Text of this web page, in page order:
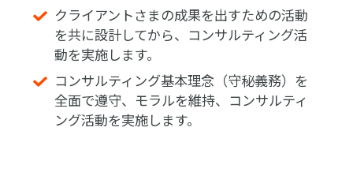
クライアントさまの成果を出すための活動
を共に設計してから、 コンサルティング活
動を実施します。
コンサルティング基本理念（守秘義務）を
全面で遵守、 モラルを維持、コンサルティ
ング活動を実施します。